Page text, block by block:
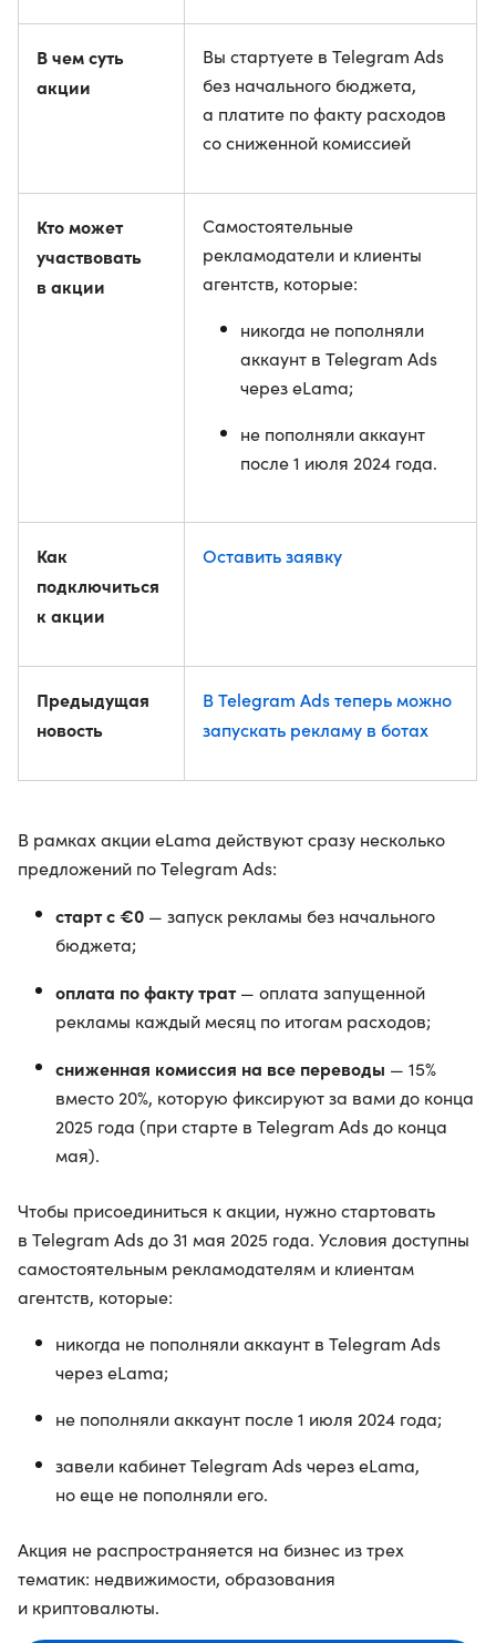
В чем суть
акции
Вы стартуете в Telegram Ads
без начального бюджета,
а платите по факту расходов
со сниженной комиссией
Кто может
участвовать
в акции
Самостоятельные
рекламодатели и клиенты
агентств, которые:
никогда не пополняли
аккаунт в Telegram Ads
через eLama;
не пополняли аккаунт
после 1 июля 2024 года.
Как
подключиться
к акции
Оставить заявку
Предыдущая
новость
В Telegram Ads теперь можно
запускать рекламу в ботах
В рамках акции eLama действуют сразу несколько
предложений по Telegram Ads:
старт с €0 — запуск рекламы без начального
бюджета;
оплата по факту трат — оплата запущенной
рекламы каждый месяц по итогам расходов;
сниженная комиссия на все переводы — 15%
вместо 20%, которую фиксируют за вами до конца
2025 года (при старте в Telegram Ads до конца
мая).
Чтобы присоединиться к акции, нужно стартовать
в Telegram Ads до 31 мая 2025 года. Условия доступны
самостоятельным рекламодателям и клиентам
агентств, которые:
никогда не пополняли аккаунт в Telegram Ads
через eLama;
не пополняли аккаунт после 1 июля 2024 года;
завели кабинет Telegram Ads через eLama,
но еще не пополняли его.
Акция не распространяется на бизнес из трех
тематик: недвижимости, образования
и криптовалюты.